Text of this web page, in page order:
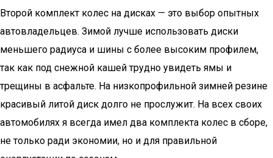
Второй комплект колес на дисках — это выбор опытных
автовладельцев. Зимой лучше использовать диски
меньшего радиуса и шины с более высоким профилем,
так как под снежной кашей трудно увидеть ямы и
трещины в асфальте. На низкопрофильной зимней резине
красивый литой диск долго не прослужит. На всех своих
автомобилях я всегда имел два комплекта колес в сборе,
не только ради экономии, но и для правильной